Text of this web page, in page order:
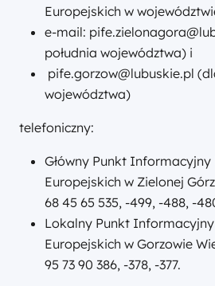
Europejskich w
e-mail:
południa województwa) i
pife.gorzow@lubuskie.pl
województwa)
telefoniczny:
Główny Punkt Informacyjny
Europejskich w Zielonej
68 45 65 535, -499, -488, -
Lokalny Punkt Informacyjny
Europejskich w Gorzowie
95 73 90 386, -378, -377.